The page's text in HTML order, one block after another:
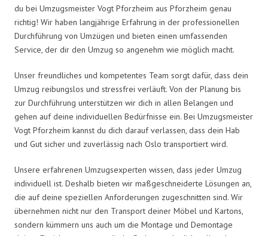
du bei Umzugsmeister Vogt Pforzheim aus Pforzheim genau
richtig! Wir haben langjährige Erfahrung in der professionellen
Durchführung von Umzügen und bieten einen umfassenden
Service, der dir den Umzug so angenehm wie möglich macht.
Unser freundliches und kompetentes Team sorgt dafür, dass dein
Umzug reibungslos und stressfrei verläuft. Von der Planung bis
zur Durchführung unterstützen wir dich in allen Belangen und
gehen auf deine individuellen Bedürfnisse ein. Bei Umzugsmeister
Vogt Pforzheim kannst du dich darauf verlassen, dass dein Hab
und Gut sicher und zuverlässig nach Oslo transportiert wird.
Unsere erfahrenen Umzugsexperten wissen, dass jeder Umzug
individuell ist. Deshalb bieten wir maßgeschneiderte Lösungen an,
die auf deine speziellen Anforderungen zugeschnitten sind. Wir
übernehmen nicht nur den Transport deiner Möbel und Kartons,
sondern kümmern uns auch um die Montage und Demontage